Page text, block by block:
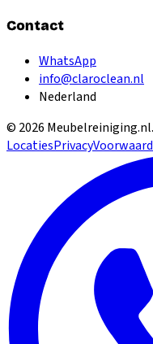
Contact
WhatsApp
info@claroclean.nl
Nederland
© 2026 Meubelreiniging.nl
LocatiesPrivacy